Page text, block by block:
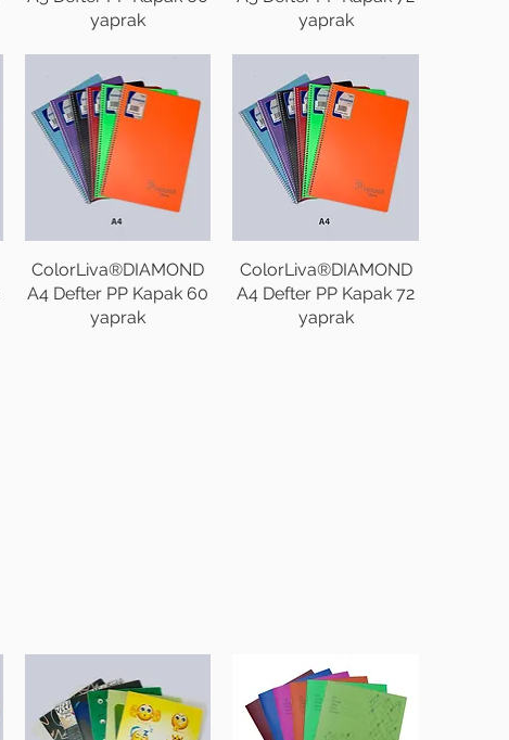
yaprak
yaprak
ColorLiva®DIAMOND
A4 Defter PP Kapak 60
yaprak
ColorLiva®DIAMOND
A4 Defter PP Kapak 72
yaprak